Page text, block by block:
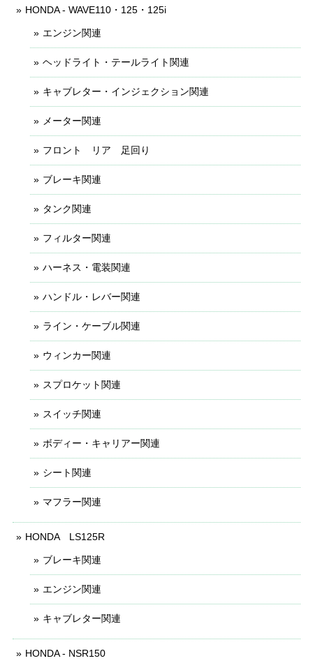
HONDA - WAVE110・125・125i
エンジン関連
ヘッドライト・テールライト関連
キャブレター・インジェクション関連
メーター関連
フロント リア 足回り
ブレーキ関連
タンク関連
フィルター関連
ハーネス・電装関連
ハンドル・レバー関連
ライン・ケーブル関連
ウィンカー関連
スプロケット関連
スイッチ関連
ボディー・キャリアー関連
シート関連
マフラー関連
HONDA LS125R
ブレーキ関連
エンジン関連
キャブレター関連
HONDA - NSR150